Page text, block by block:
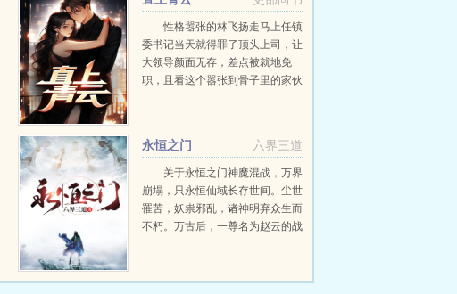
性格嚣张的林飞扬走马上任镇
委书记当天就得罪了顶头上司，让
大领导颜面无存，差点被就地免
职，且看这个嚣张到骨子里的家伙
六界三道
永恒之门
关于永恒之门神魔混战，万界
崩塌，只永恒仙域长存世间。尘世
罹苦，妖祟邪乱，诸神明弃众生而
不朽。万古后，一尊名为赵云的战
恒仙域，以神之名，君临万道。自